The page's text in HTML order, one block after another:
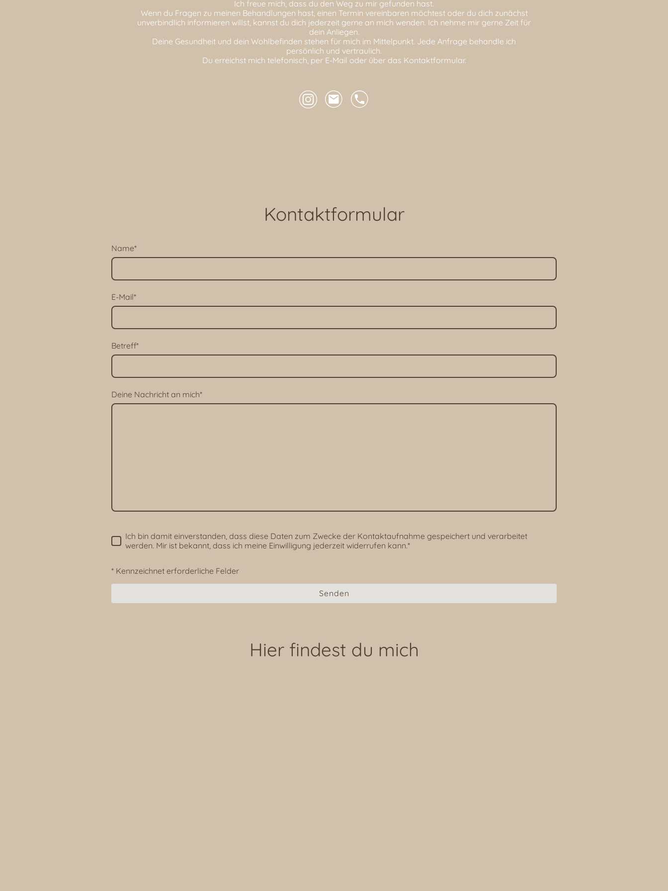
Ich freue mich, dass du den Weg zu mir gefunden hast.
Wenn du Fragen zu meinen Behandlungen hast, einen Termin vereinbaren möchtest oder du dich zunächst
unverbindlich informieren willst, kannst du dich jederzeit gerne an mich wenden. Ich nehme mir gerne Zeit für
dein Anliegen.
Deine Gesundheit und dein Wohlbefinden stehen für mich im Mittelpunkt. Jede Anfrage behandle ich
persönlich und vertraulich.
Du erreichst mich telefonisch, per E-Mail oder über das Kontaktformular.
Kontaktformular
Name*
E-Mail*
Betreff*
Deine Nachricht an mich*
Ich bin damit einverstanden, dass diese Daten zum Zwecke der Kontaktaufnahme gespeichert und verarbeitet
werden. Mir ist bekannt, dass ich meine Einwilligung jederzeit widerrufen kann.*
* Kennzeichnet erforderliche Felder
Senden
Hier findest du mich